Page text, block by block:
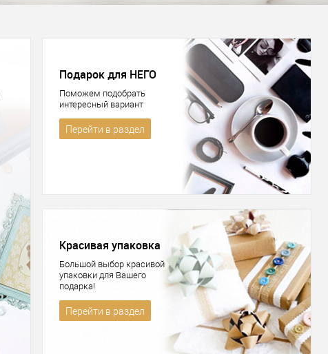
Подарок для НЕГО
Поможем подобрать
интересный вариант
Перейти в раздел
Красивая упаковка
Большой выбор красивой
упаковки для Вашего
подарка!
Перейти в раздел